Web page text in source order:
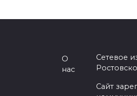
О
нас
Сетевое
Сайт